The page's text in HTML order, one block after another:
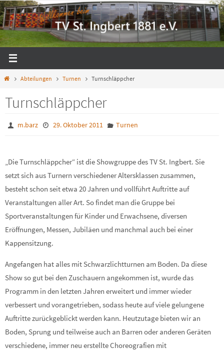
Zum
Inhalt
springen
StartAbteilungen Turnen Turnschläppcher
Turnschläppcher
m.barz 29. Oktober 2011 Turnen
„Die Turnschläppcher“ ist die Showgruppe des TV St. Ingbert. Sie
setzt sich aus Turnern verschiedener Altersklassen zusammen,
besteht schon seit etwa 20 Jahren und vollführt Auftritte auf
Veranstaltungen aller Art. So findet man die Gruppe bei
Sportveranstaltungen für Kinder und Erwachsene, diversen
Eröffnungen, Messen, Jubiläen und manchmal auch bei einer
Kappensitzung.
Angefangen hat alles mit Schwarzlichtturnen am Boden. Da diese
Show so gut bei den Zuschauern angekommen ist, wurde das
Programm in den letzten Jahren erweitert und immer wieder
verbessert und vorangetrieben, sodass heute auf viele gelungene
Auftritte zurückgeblickt werden kann. Heutzutage bieten wir an
Boden, Sprung und teilweise auch an Barren oder anderen Geräten
verschiedene, immer neu erstellte Choreografien mit